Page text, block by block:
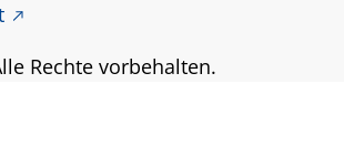
Rechte vorbehalten.